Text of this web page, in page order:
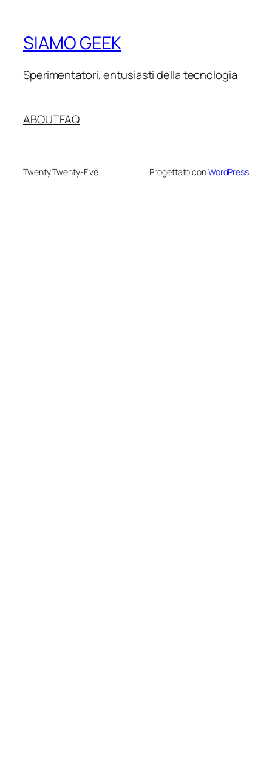
SIAMO GEEK
Sperimentatori, entusiasti della tecnologia
ABOUTFAQ
Twenty Twenty-Five Progettato conWordPress